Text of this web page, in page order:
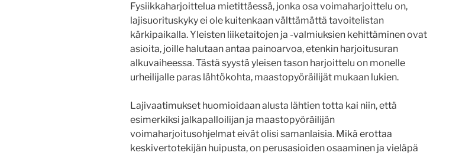
Fysiikkaharjoittelua mietittäessä, jonka osa voimaharjoittelu on,
lajisuorituskyky ei ole kuitenkaan välttämättä tavoitelistan
kärkipaikalla. Yleisten liiketaitojen ja -valmiuksien kehittäminen ovat
asioita, joille halutaan antaa painoarvoa, etenkin harjoitusuran
alkuvaiheessa. Tästä syystä yleisen tason harjoittelu on monelle
urheilijalle paras lähtökohta, maastopyöräilijät mukaan lukien.
Lajivaatimukset huomioidaan alusta lähtien totta kai niin, että
esimerkiksi jalkapalloilijan ja maastopyöräilijän
voimaharjoitusohjelmat eivät olisi samanlaisia. Mikä erottaa
keskivertotekijän huipusta, on perusasioiden osaaminen ja vieläpä